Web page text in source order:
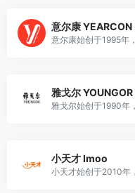
意尔康 YEARCON
雅戈尔 YOUNGOR
小天才 Imoo